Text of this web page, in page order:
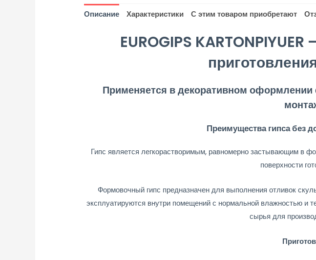
Описание Характеристики С этим товаром приобретают
EUROGIPS
Применяется в декоративном оформлении
Преимущества гипса без
Гипс является легкорастворимым, равномерно застывающим в
поверхности
Формовочный гипс предназначен для выполнения отливок
эксплуатируются внутри помещений с нормальной влажностью и
сырья для